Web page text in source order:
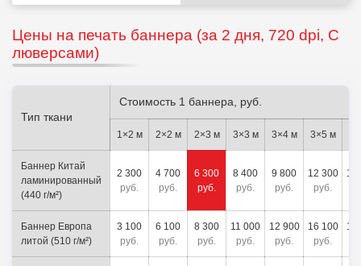
Без люверсов
Цены на печать баннера (за 2 дня, 720 dpi, С
люверсами)
Тип ткани
Стоимость 1 баннера, руб.
1×2 м 2×2 м 2×3 м 3×3 м 3×4 м 3×5 м
Баннер Китай
ламинированный
(440 г/м²)
2 300
руб.
4 700
руб.
6 300
руб.
8 400
руб.
9 800
руб.
12 300
руб.
14
Баннер Европа
литой (510 г/м²)
3 100
руб.
6 100
руб.
8 300
руб.
11 000
руб.
12 900
руб.
16 100
руб.
19